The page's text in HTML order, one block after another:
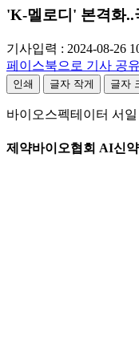
'K-멜로디' 본격화
기사입력 : 2024-08-26
페이스북으로 기사 공유
인쇄 글자 작게 글자
바이오스펙테이터 서
제약바이오협회 AI신